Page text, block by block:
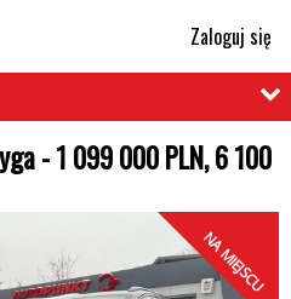
Zaloguj się
- 1 099 000 PLN, 6 100
NA MIEJSCU